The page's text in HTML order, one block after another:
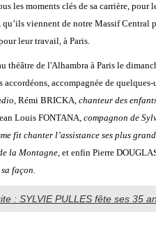
les moments clés de sa carrière, pour
qu’ils viennent de notre Massif Central
leur travail, à Paris.
théâtre de l'Alhambra à Paris le
accompagnée de quelques-
, Rémi BRICKA, chanteur des
Louis FONTANA, compagnon de
fit chanter l’assistance ses plus
la Montagne,et enfin Pierre
façon.
: SYLVIE PULLES fête ses 35